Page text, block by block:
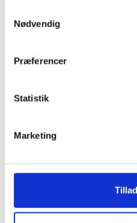
Nødvendig
Præferencer
Statistik
Marketing
Autister skal have ret til
LÆS MERE